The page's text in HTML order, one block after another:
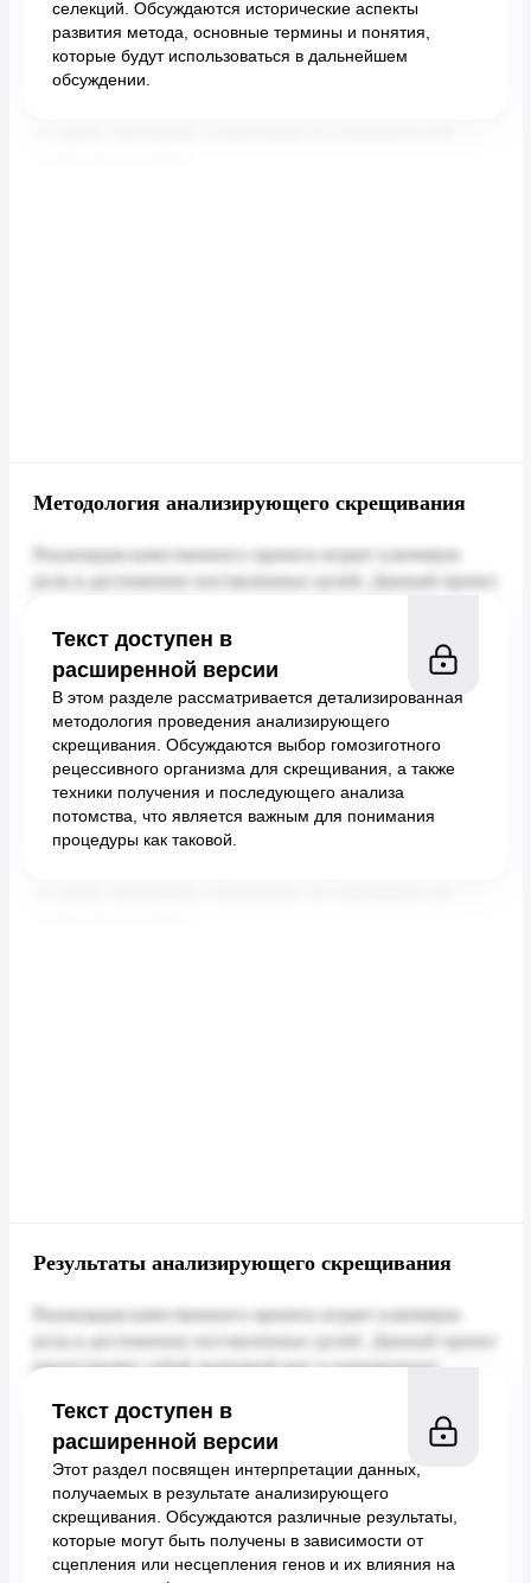
селекций. Обсуждаются исторические аспекты
развития метода, основные термины и понятия,
которые будут использоваться в дальнейшем
обсуждении.
Методология анализирующего скрещивания
Текст доступен в
расширенной версии
В этом разделе рассматривается детализированная
методология проведения анализирующего
скрещивания. Обсуждаются выбор гомозиготного
рецессивного организма для скрещивания, а также
техники получения и последующего анализа
потомства, что является важным для понимания
процедуры как таковой.
Результаты анализирующего скрещивания
Текст доступен в
расширенной версии
Этот раздел посвящен интерпретации данных,
получаемых в результате анализирующего
скрещивания. Обсуждаются различные результаты,
которые могут быть получены в зависимости от
сцепления или несцепления генов и их влияния на